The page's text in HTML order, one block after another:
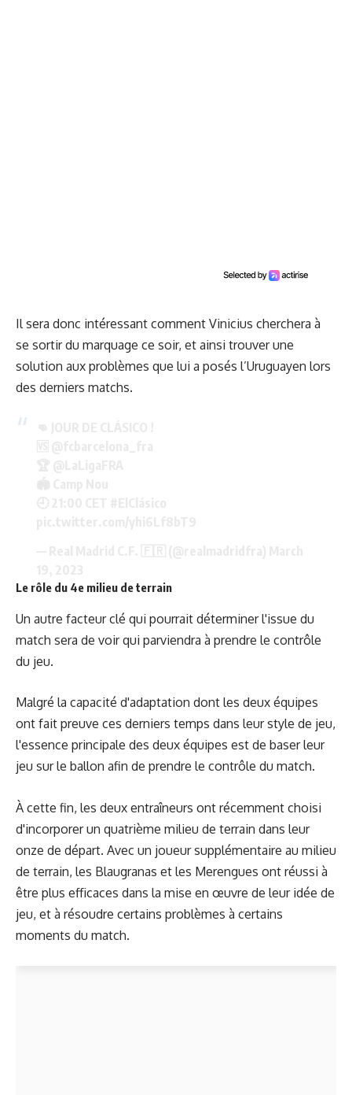
Il sera donc intéressant comment Vinicius cherchera à
se sortir du marquage ce soir, et ainsi trouver une
solution aux problèmes que lui a posés l’Uruguayen lors
des derniers matchs.
Le rôle du 4e milieu de terrain
Un autre facteur clé qui pourrait déterminer l'issue du
match sera de voir qui parviendra à prendre le contrôle
du jeu.
Malgré la capacité d'adaptation dont les deux équipes
ont fait preuve ces derniers temps dans leur style de jeu,
l'essence principale des deux équipes est de baser leur
jeu sur le ballon afin de prendre le contrôle du match.
À cette fin, les deux entraîneurs ont récemment choisi
d'incorporer un quatrième milieu de terrain dans leur
onze de départ. Avec un joueur supplémentaire au milieu
de terrain, les Blaugranas et les Merengues ont réussi à
être plus efficaces dans la mise en œuvre de leur idée de
jeu, et à résoudre certains problèmes à certains
moments du match.